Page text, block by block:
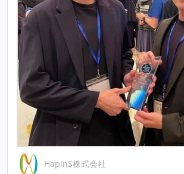
HapInS株式会社